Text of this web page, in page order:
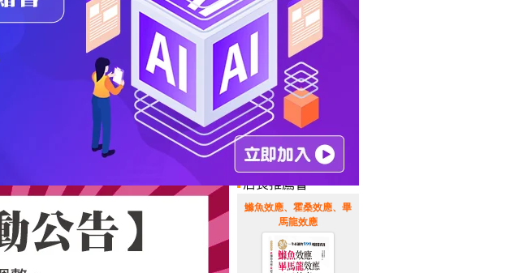
國際級品牌課程|優惠通知|霹靂英雄音樂精選|
鰷魚效應、霍桑效應、畢
馬龍效應